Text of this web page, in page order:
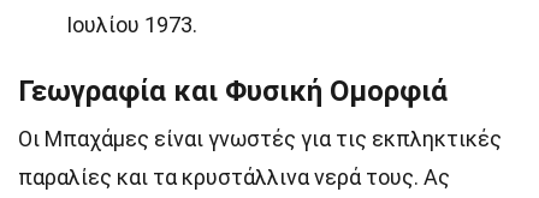
Ιουλίου 1973.
Γεωγραφία και Φυσική Ομορφιά
Οι Μπαχάμες είναι γνωστές για τις εκπληκτικές
παραλίες και τα κρυστάλλινα νερά τους. Ας